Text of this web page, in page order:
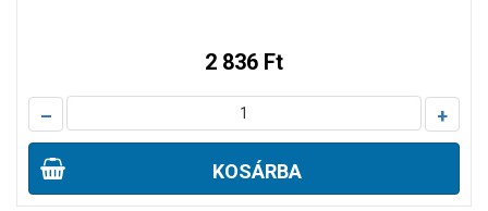
2 836 Ft
– +
KOSÁRBA